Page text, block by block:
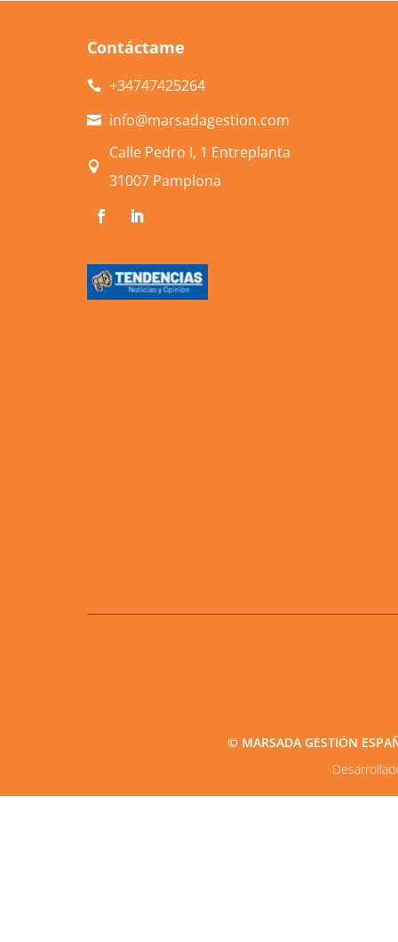
Contáctame
 +34747425264
 info@marsadagestion.com

Calle Pedro I, 1 Entreplanta
31007 Pamplona
© MARSADA GESTIÓN